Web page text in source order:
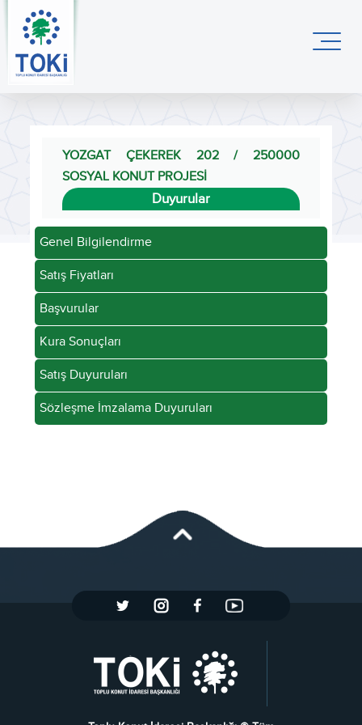
YOZGAT ÇEKEREK 202 / 250000
SOSYAL KONUT PROJESİ
Duyurular
Genel Bilgilendirme
Satış Fiyatları
Başvurular
Kura Sonuçları
Satış Duyuruları
Sözleşme İmzalama Duyuruları